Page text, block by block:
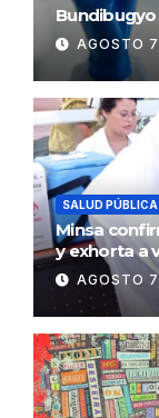
Bundibugyo
AGOSTO
SALUD PÚBLICA
Minsa
y exhorta a
AGOSTO